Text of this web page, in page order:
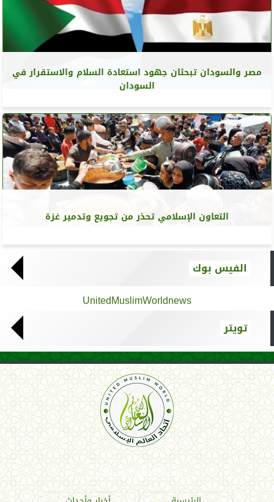
مصر والسودان تبحثان جهود استعادة السلام والاستقرار في
السودان
التعاون الإسلامي تحذر من تجويع وتدمير غزة
الفيس بوك
UnitedMuslimWorldnews
تويتر
Tweets by AthadAlm69641
اتحاد العالم الإسلامي